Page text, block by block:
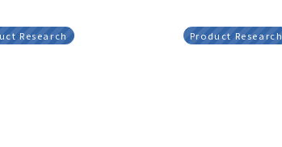
Research Product Research